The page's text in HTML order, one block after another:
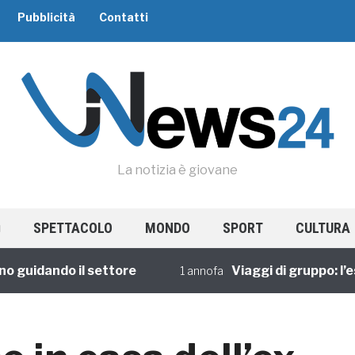
Pubblicità Contatti
La notizia è giovane
SPETTACOLO MONDO SPORT CULTURA
il settore 1 annofa Viaggi di gruppo: